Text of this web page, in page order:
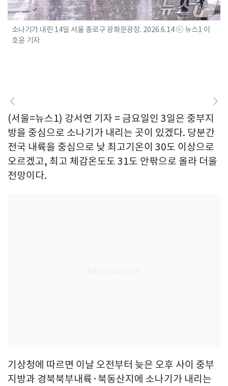
소나기가 내린 14일 서울 종로구 광화문광장. 2026.6.14 ⓒ 뉴스1 이
호윤 기자
(서울=뉴스1) 강서연 기자 = 금요일인 3일은 중부지
방을 중심으로 소나기가 내리는 곳이 있겠다. 당분간
전국 내륙을 중심으로 낮 최고기온이 30도 이상으로
오르겠고, 최고 체감온도도 31도 안팎으로 올라 더울
전망이다.
기상청에 따르면 이날 오전부터 늦은 오후 사이 중부
지방과 경북북부내륙·북동산지에 소나기가 내리는